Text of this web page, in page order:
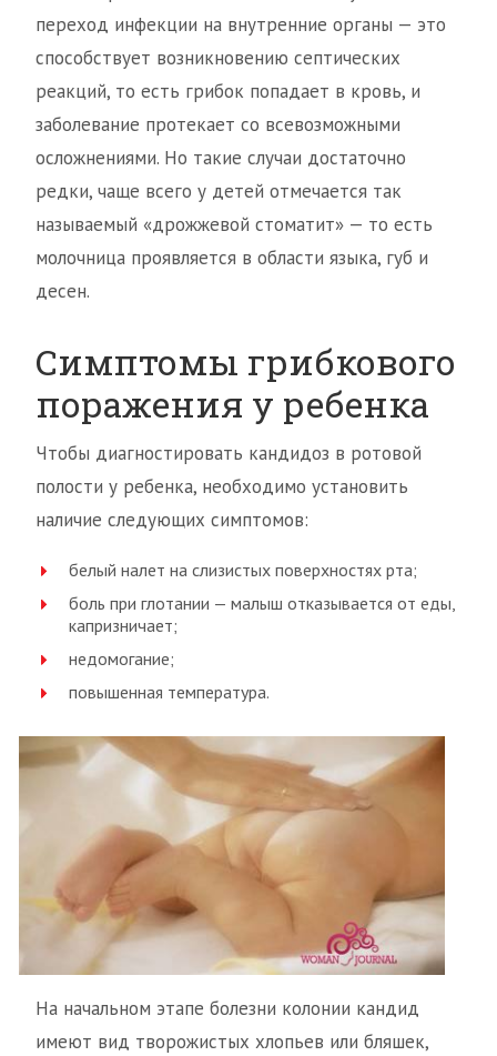
переход инфекции на внутренние органы — это
способствует возникновению септических
реакций, то есть грибок попадает в кровь, и
заболевание протекает со всевозможными
осложнениями. Но такие случаи достаточно
редки, чаще всего у детей отмечается так
называемый «дрожжевой стоматит» — то есть
молочница проявляется в области языка, губ и
десен.
Симптомы грибкового
поражения у ребенка
Чтобы диагностировать кандидоз в ротовой
полости у ребенка, необходимо установить
наличие следующих симптомов:
белый налет на слизистых поверхностях рта;
боль при глотании — малыш отказывается от еды,
капризничает;
недомогание;
повышенная температура.
На начальном этапе болезни колонии кандид
имеют вид творожистых хлопьев или бляшек,